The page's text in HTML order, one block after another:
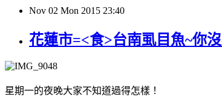
Nov 02 Mon 2015 23:40
花蓮市=<食>台南虱目魚~你
星期一的夜晚大家不知道過得怎樣！